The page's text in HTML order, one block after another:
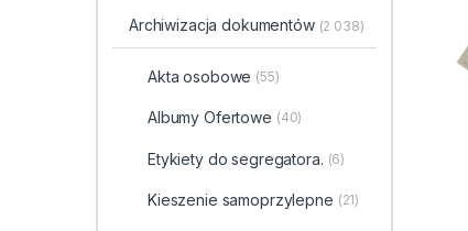
Archiwizacja dokumentów (2 038)
Akta osobowe (55)
Albumy Ofertowe (40)
Etykiety do segregatora. (6)
Kieszenie samoprzylepne (21)